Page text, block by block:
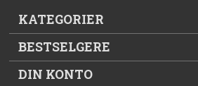
KATEGORIER
BESTSELGERE
DIN KONTO